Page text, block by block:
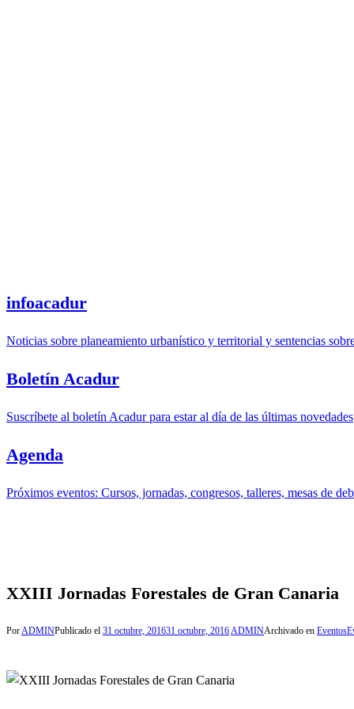
infoacadur
Noticias sobre planeamiento urbanístico y territorial y sentencias
Boletín Acadur
Suscríbete al boletín Acadur para estar al día de las últimas novedades
Agenda
Próximos eventos: Cursos, jornadas, congresos, talleres, mesas de
XXIII Jornadas Forestales de Gran Canaria
PorADMINPublicado el 31 octubre, 201631 octubre, 2016ADMINArchivado en Eventos